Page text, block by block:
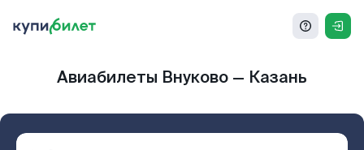
Авиабилеты Внуково — Казань